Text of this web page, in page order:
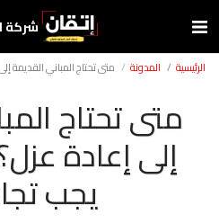
شركة
الرئيسية المدونة متى تحتاج المباني القديمة
متى تحتاج
إلى إعادة
يجب